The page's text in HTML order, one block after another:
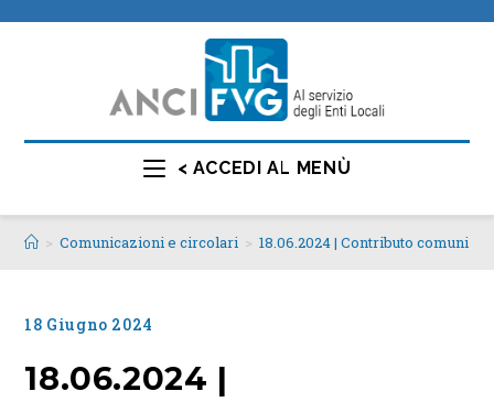
< ACCEDI AL MENÙ
> Comunicazioni e circolari > 18.06.2024 | Contributo comuni
18 Giugno 2024
18.06.2024 |